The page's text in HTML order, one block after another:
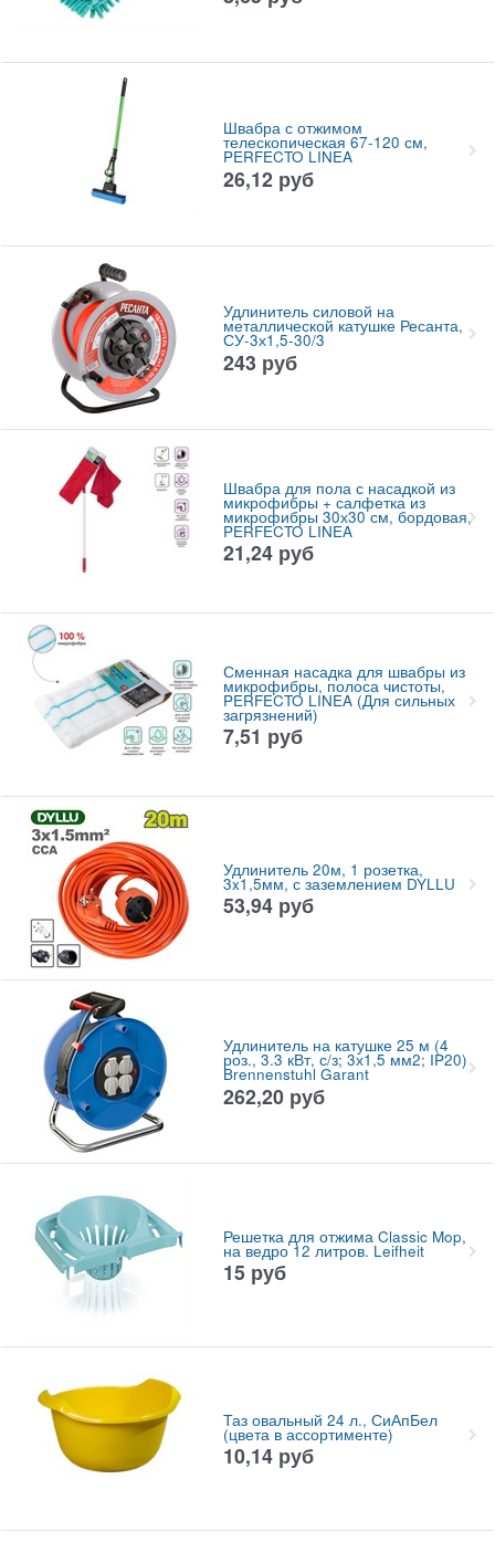
Швабра с отжимом
телескопическая 67-120 см,
PERFECTO LINEA
26,12 руб
Удлинитель силовой на
металлической катушке Ресанта,
СУ-3х1,5-30/3
243 руб
Швабра для пола с насадкой из
микрофибры + салфетка из
микрофибры 30х30 см, бордовая,
PERFECTO LINEA
21,24 руб
Сменная насадка для швабры из
микрофибры, полоса чистоты,
PERFECTO LINEA (Для сильных
загрязнений)
7,51 руб
Удлинитель 20м, 1 розетка,
3x1,5мм, с заземлением DYLLU
53,94 руб
Удлинитель на катушке 25 м (4
роз., 3.3 кВт, с/з; 3х1,5 мм2; IP20)
Brennenstuhl Garant
262,20 руб
Решетка для отжима Classic Mop,
на ведро 12 литров. Leifheit
15 руб
Таз овальный 24 л., СиАпБел
(цвета в ассортименте)
10,14 руб